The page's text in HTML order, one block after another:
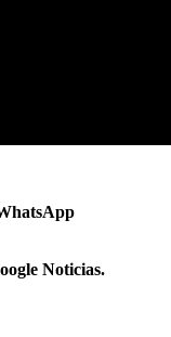
Noticias.